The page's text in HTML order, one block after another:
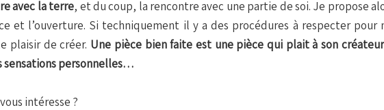
avec la terre, et du coup, la rencontre avec une partie de soi. Je propose
et l’ouverture. Si techniquement il y a des procédures à respecter pour
plaisir de créer. Une pièce bien faite est une pièce qui plait à son
sensations personnelles…
intéresse ?